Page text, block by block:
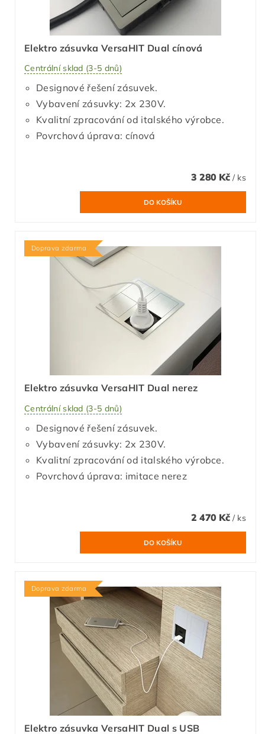
Elektro zásuvka VersaHIT Dual cínová
Centrální sklad (3-5 dnů)
Designové řešení zásuvek.
Vybavení zásuvky: 2x 230V.
Kvalitní zpracování od italského výrobce.
Povrchová úprava: cínová
3 280 Kč / ks
Doprava zdarma
Elektro zásuvka VersaHIT Dual nerez
Centrální sklad (3-5 dnů)
Designové řešení zásuvek.
Vybavení zásuvky: 2x 230V.
Kvalitní zpracování od italského výrobce.
Povrchová úprava: imitace nerez
2 470 Kč / ks
Doprava zdarma
Elektro zásuvka VersaHIT Dual s USB